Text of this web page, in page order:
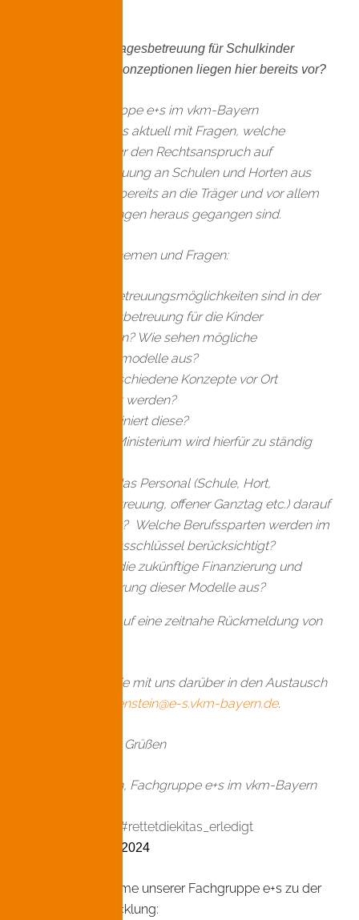
Recht auf Ganztagesbetreuung für Schulkinder
2026? Welche Konzeptionen liegen hier bereits vor?
Wir als Fachgruppe e+s im vkm-Bayern
beschäftigen uns aktuell mit Fragen, welche
Informationen für den Rechtsanspruch auf
Ganztagesbetreuung an Schulen und Horten aus
den Ministerien bereits an die Träger und vor allem
an die Einrichtungen heraus gegangen sind.
Anbei unsere Themen und Fragen:
Welche Betreuungsmöglichkeiten sind in der
Ganztagesbetreuung für die Kinder
vorgesehen? Wie sehen mögliche
Buchungsmodelle aus?
Sollen verschiedene Konzepte vor Ort
umgesetzt werden?
Wer koordiniert diese?
Welches Ministerium wird hierfür zu ständig
Wie wird das Personal (Schule, Hort,
Mittagsbetreuung, offener Ganztag etc.) darauf
vorbereitet? Welche Berufssparten werden im
Anstellungsschlüssel berücksichtigt?
Wie sieht die zukünftige Finanzierung und
Refinanzierung dieser Modelle aus?
Wir freuen uns auf eine zeitnahe Rückmeldung von
Gerne können Sie mit uns darüber in den Austausch
nina.hauenstein@e-s.vkm-bayern.de.
Mit freundlichen Grüßen
Nina Hauenstein, Fachgruppe e+s im vkm-Bayern
Update 24. Juni 2024
Die Stellungnahme unserer Fachgruppe e+s zu der
neuesten Entwicklung: